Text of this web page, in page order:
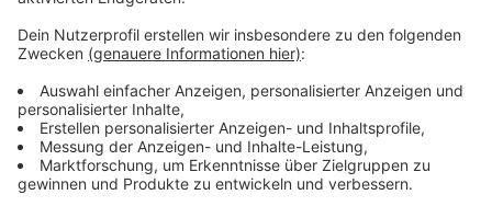
Anzeige
Rücksichtnahme ist das A und O
Anzeige